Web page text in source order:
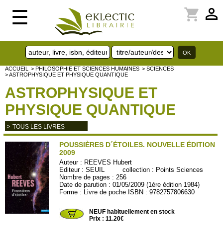
☰ perm_identity
shopping_cart
ACCUEIL > PHILOSOPHIE ET SCIENCES HUMAINES > SCIENCES
> ASTROPHYSIQUE ET PHYSIQUE QUANTIQUE
ASTROPHYSIQUE ET
PHYSIQUE QUANTIQUE
> TOUS LES LIVRES
POUSSIÈRES D´ÉTOILES. NOUVELLE ÉDITION
2009
Auteur : REEVES Hubert
Editeur :SEUIL collection : Points Sciences
Nombre de pages : 256
Date de parution : 01/05/2009 (1ére édition 1984)
Forme : Livre de poche ISBN : 9782757806630
NEUF habituellement en stock
Prix : 11.20€